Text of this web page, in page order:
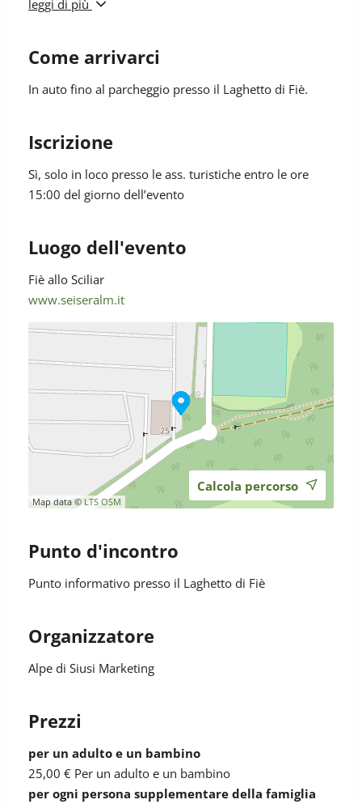
stato effettuato il pagamento.
leggi di più
Come arrivarci
In auto fino al parcheggio presso il Laghetto di Fiè.
Iscrizione
Sì, solo in loco presso le ass. turistiche entro le ore
15:00 del giorno dell’evento
Luogo dell'evento
Fiè allo Sciliar
www.seiseralm.it
Map data ©LTS OSM
Calcola percorso
Punto d'incontro
Punto informativo presso il Laghetto di Fiè
Organizzatore
Alpe di Siusi Marketing
Prezzi
per un adulto e un bambino
25,00 € Per un adulto e un bambino
per ogni persona supplementare della famiglia